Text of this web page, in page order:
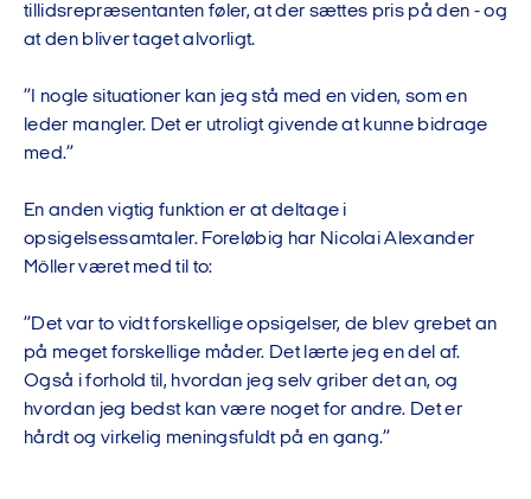
tillidsrepræsentanten føler, at der sættes pris på den - og
at den bliver taget alvorligt.
”I nogle situationer kan jeg stå med en viden, som en
leder mangler. Det er utroligt givende at kunne bidrage
med.”
En anden vigtig funktion er at deltage i
opsigelsessamtaler. Foreløbig har Nicolai Alexander
Möller været med til to:
”Det var to vidt forskellige opsigelser, de blev grebet an
på meget forskellige måder. Det lærte jeg en del af.
Også i forhold til, hvordan jeg selv griber det an, og
hvordan jeg bedst kan være noget for andre. Det er
hårdt og virkelig meningsfuldt på en gang.”